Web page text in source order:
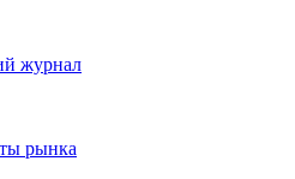
журнал
рынка